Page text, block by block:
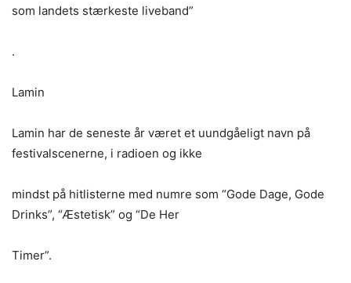
som landets stærkeste liveband”
.
Lamin
Lamin har de seneste år været et uundgåeligt navn på
festivalscenerne, i radioen og ikke
mindst på hitlisterne med numre som “Gode Dage, Gode
Drinks”, “Æstetisk” og “De Her
Timer”.